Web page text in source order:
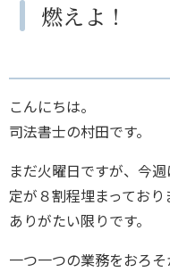
燃えよ！
こんにちは。
司法書士の村田です。
まだ火曜日ですが、今
定が８割程埋まっており
ありがたい限りです。
一つ一つの業務をおろ